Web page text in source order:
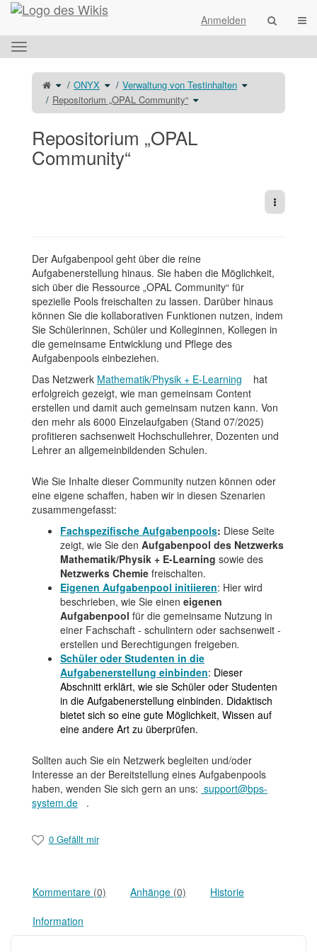
Startseite
Anmelden
Das
horizontale
Menü
umschalten.
Schalte
denübergeordneten
Baum
von
Repositorium
„OPAL
Community“
ONYX Schalte
denVerzeichnisbaum
unter
ONYX
um.
Verwaltung von Testinhalten Schalte
den
Testinhalten
um.
Repositorium „OPAL Community“ Schalte
den
unter
Repositorium
Repositorium „OPAL
Community“
Weitere
Der Aufgabenpool geht über die reine
Aufgabenerstellung hinaus. Sie haben die Möglichkeit,
sich über die Ressource „OPAL Community“ für
spezielle Pools freischalten zu lassen. Darüber hinaus
können Sie die kollaborativen Funktionen nutzen, indem
Sie Schülerinnen, Schüler und Kolleginnen, Kollegen in
die gemeinsame Entwicklung und Pflege des
Aufgabenpools einbeziehen.
Das Netzwerk Mathematik/Physik + E-Learning
hat
erfolgreich gezeigt, wie man gemeinsam Content
erstellen und damit auch gemeinsam nutzen kann. Von
den mehr als 6000 Einzelaufgaben (Stand 07/2025)
profitieren sachsenweit Hochschullehrer, Dozenten und
Lehrer an allgemeinbildenden Schulen.
Wie Sie Inhalte dieser Community nutzen können oder
eine eigene schaffen, haben wir in diesen Szenarien
zusammengefasst:
Fachspezifische Aufgabenpools: Diese Seite
zeigt, wie Sie den Aufgabenpool des Netzwerks
Mathematik/Physik + E-Learning sowie des
Netzwerks Chemie freischalten.
Eigenen Aufgabenpool initiieren: Hier wird
beschrieben, wie Sie einen eigenen
Aufgabenpool für die gemeinsame Nutzung in
einer Fachschaft - schulintern oder sachsenweit -
erstellen und Berechtigungen freigeben.
Schüler oder Studenten in die
Aufgabenerstellung einbinden: Dieser
Abschnitt erklärt, wie sie Schüler oder Studenten
in die Aufgabenerstellung einbinden. Didaktisch
bietet sich so eine gute Möglichkeit, Wissen auf
eine andere Art zu überprüfen.
Sollten auch Sie ein Netzwerk begleiten und/oder
Interesse an der Bereitstellung eines Aufgabenpools
haben, wenden Sie sich gern an uns: support@bps-
system.de
.
0 Gefällt mir
Kommentare (0) Anhänge (0) Historie
Information